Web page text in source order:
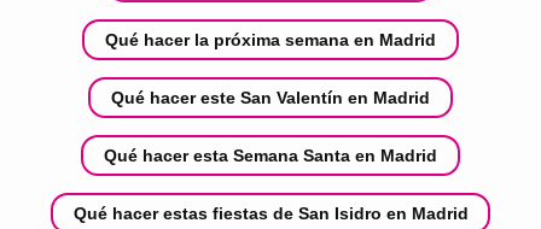
Qué hacer la próxima semana en Madrid
Qué hacer este San Valentín en Madrid
Qué hacer esta Semana Santa en Madrid
Qué hacer estas fiestas de San Isidro en Madrid